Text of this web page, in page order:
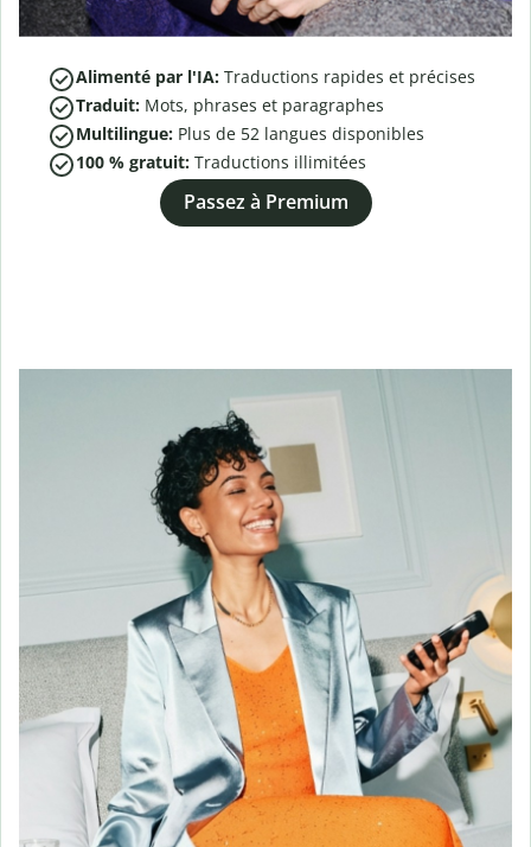
Alimenté par l'IA: Traductions rapides et précises
Traduit: Mots, phrases et paragraphes
Multilingue: Plus de 52 langues disponibles
100 % gratuit: Traductions illimitées
Passez à Premium